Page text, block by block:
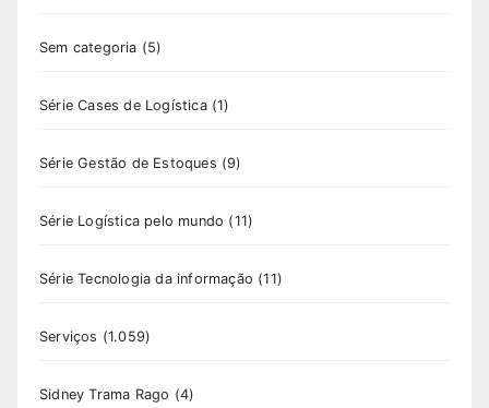
Sem categoria (5)
Série Cases de Logística(1)
Série Gestão de Estoques (9)
Série Logística pelo mundo (11)
Série Tecnologia da informação (11)
Serviços (1.059)
Sidney Trama Rago (4)